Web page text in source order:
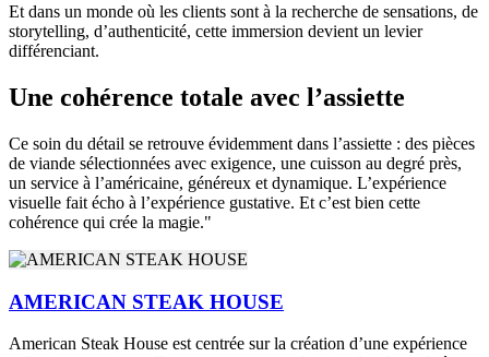
Et dans un monde où les clients sont à la recherche de sensations, de
storytelling, d’authenticité, cette immersion devient un levier
différenciant.
Une cohérence totale avec l’assiette
Ce soin du détail se retrouve évidemment dans l’assiette : des pièces
de viande sélectionnées avec exigence, une cuisson au degré près,
un service à l’américaine, généreux et dynamique. L’expérience
visuelle fait écho à l’expérience gustative. Et c’est bien cette
cohérence qui crée la magie."
AMERICAN STEAK HOUSE
American Steak House est centrée sur la création d’une expérience